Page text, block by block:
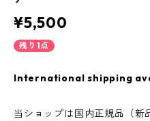
¥5,500
残り1点
International shipping
当ショップは国内正規品（